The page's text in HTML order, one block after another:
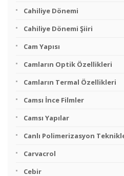
Cahiliye Dönemi
Cahiliye Dönemi Şiiri
Cam Yapısı
Camların Optik Özellikleri
Camların Termal Özellikleri
Camsı İnce Filmler
Camsı Yapılar
Canlı Polimerizasyon
Carvacrol
Cebir